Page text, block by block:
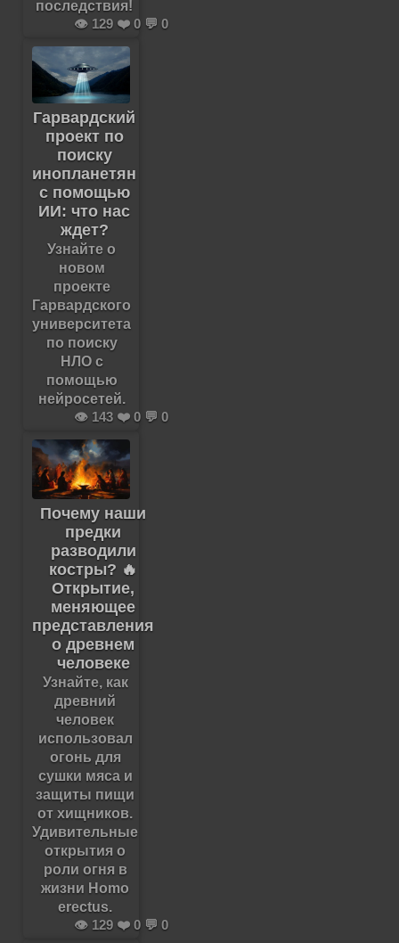
последствия!
👁️ 129 ❤️ 0 💬 0
Гарвардский
проект по
поиску
инопланетян
с помощью
ИИ: что нас
ждет?
Узнайте о
новом
проекте
Гарвардского
университета
по поиску
НЛО с
помощью
нейросетей.
👁️ 143 ❤️ 0 💬 0
Почему наши
предки
разводили
костры? 🔥
Открытие,
меняющее
представления
о древнем
человеке
Узнайте, как
древний
человек
использовал
огонь для
сушки мяса и
защиты пищи
от хищников.
Удивительные
открытия о
роли огня в
жизни Homo
erectus.
👁️ 129 ❤️ 0 💬 0